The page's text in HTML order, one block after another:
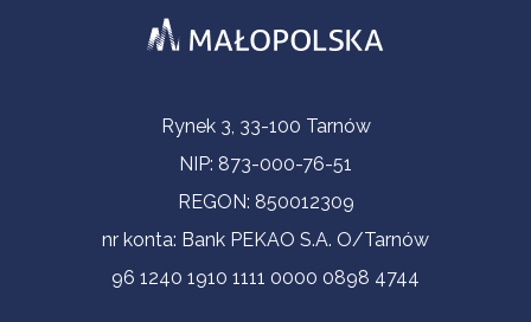
Informacje kontaktoweRynek 3, 33-100 Tarnów
NIP: 873-000-76-51
REGON: 850012309
nr konta: Bank PEKAO S.A. O/Tarnów
96 1240 1910 1111 0000 0898 4744